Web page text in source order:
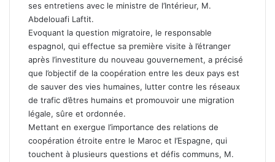
ses entretiens avec le ministre de l’Intérieur, M.
Abdelouafi Laftit.
Evoquant la question migratoire, le responsable
espagnol, qui effectue sa première visite à l’étranger
après l’investiture du nouveau gouvernement, a précisé
que l’objectif de la coopération entre les deux pays est
de sauver des vies humaines, lutter contre les réseaux
de trafic d’êtres humains et promouvoir une migration
légale, sûre et ordonnée.
Mettant en exergue l’importance des relations de
coopération étroite entre le Maroc et l’Espagne, qui
touchent à plusieurs questions et défis communs, M.